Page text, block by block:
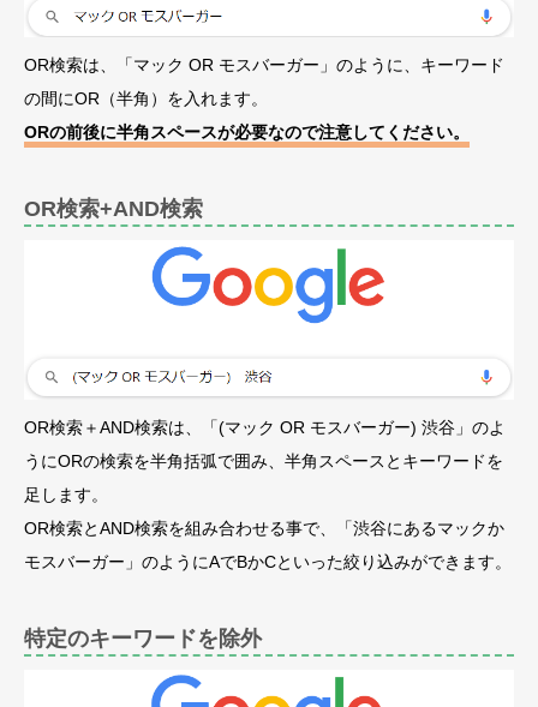
OR検索は、「マック OR モスバーガー」のように、キーワード
の間にOR（半角）を入れます。
ORの前後に半角スペースが必要なので注意してください。
OR検索+AND検索
OR検索＋AND検索は、「(マック OR モスバーガー) 渋谷」のよ
うにORの検索を半角括弧で囲み、半角スペースとキーワードを
足します。
OR検索とAND検索を組み合わせる事で、「渋谷にあるマックか
モスバーガー」のようにAでBかCといった絞り込みができます。
特定のキーワードを除外